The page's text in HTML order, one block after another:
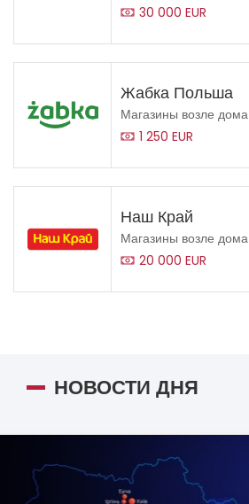
30 000 EUR
Жабка Польша
Магазины возле дома
1 250 EUR
Наш Край
Магазины возле дома
20 000 EUR
НОВОСТИ ДНЯ